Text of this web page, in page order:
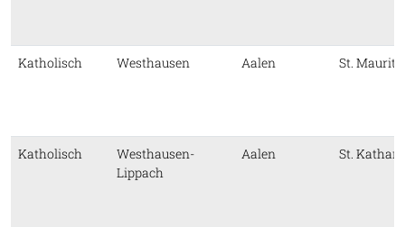
Katholisch Westhausen Aalen St.
Katholisch
Westhausen-
Lippach
Aalen St.